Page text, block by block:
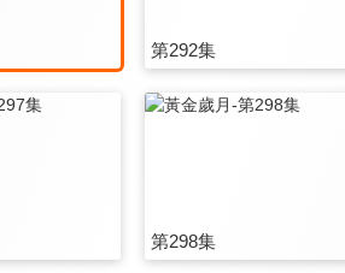
第292集
第298集